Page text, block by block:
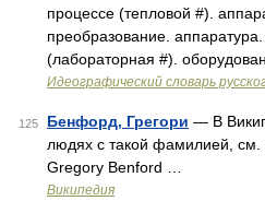
процессе (тепловой #).
преобразование. аппаратура.
(лабораторная #).
Идеографический словарь
125 Бенфорд, Грегори — В
людях с такой фамилией,
Gregory Benford …
Википедия